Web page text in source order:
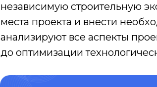
независимую строительную
места проекта и внести
анализируют все аспекты
до оптимизации